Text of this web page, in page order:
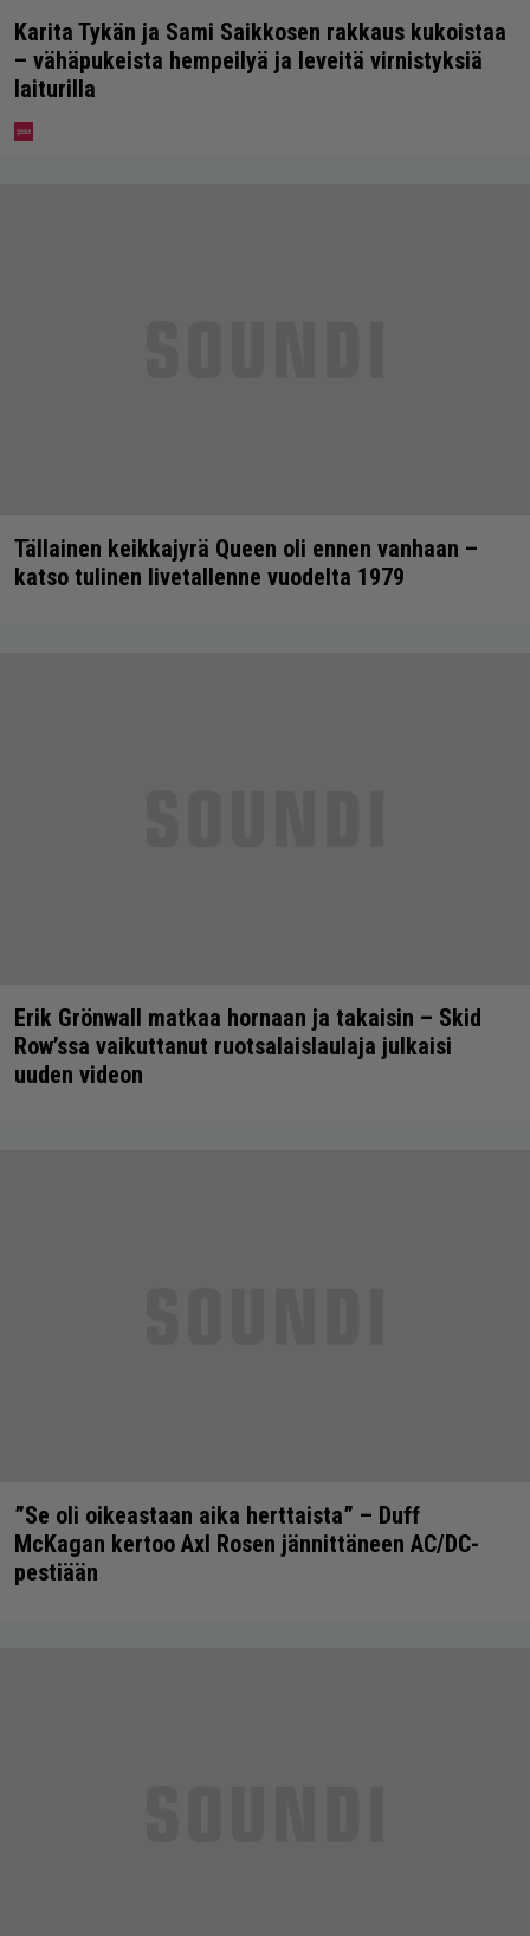
Karita Tykän ja Sami Saikkosen rakkaus kukoistaa
– vähäpukeista hempeilyä ja leveitä virnistyksiä
laiturilla
Tällainen keikkajyrä Queen oli ennen vanhaan –
katso tulinen livetallenne vuodelta 1979
Erik Grönwall matkaa hornaan ja takaisin – Skid
Row’ssa vaikuttanut ruotsalaislaulaja julkaisi
uuden videon
”Se oli oikeastaan aika herttaista” – Duff
McKagan kertoo Axl Rosen jännittäneen AC/DC-
pestiään